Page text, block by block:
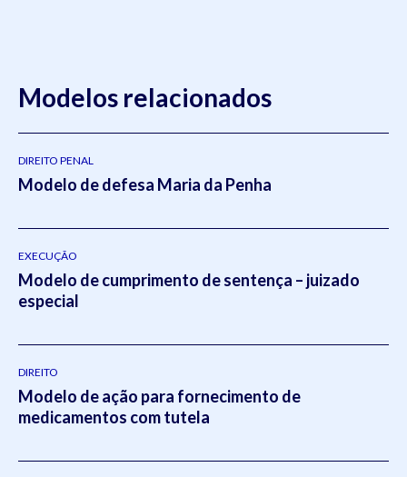
Modelos relacionados
DIREITO PENAL
Modelo de defesa Maria da Penha
EXECUÇÃO
Modelo de cumprimento de sentença – juizado
especial
DIREITO
Modelo de ação para fornecimento de
medicamentos com tutela